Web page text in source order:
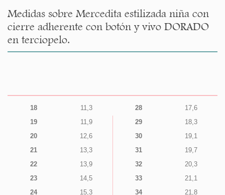
Medidas sobre Mercedita estilizada niña con
cierre adherente con botón y vivo DORADO
en terciopelo.
18
11,3
19
11,9
20
12,6
21
13,3
22
13,9
23
14,5
24
15,3
28
17,6
29
18,3
30
19,1
31
19,7
32
20,3
33
21,1
34
21,8